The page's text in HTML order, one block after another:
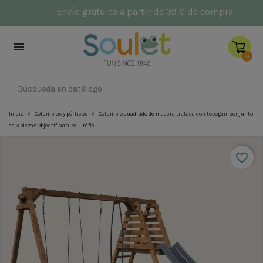
NUEVO: Parques infantilesHéctor

0
Inicio Columpios y pórticos
Columpio cuadrado de madera tratada con tobogán, conjunto
de 3 piezas Objectif Nature - Trèfle
favorite_border